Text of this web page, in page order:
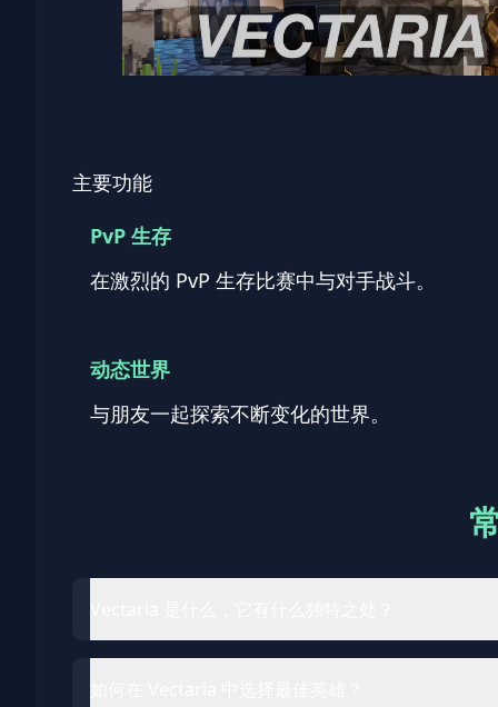
主要功能
PvP 生存
在激烈的 PvP 生存比赛中与对手战斗。
动态世界
与朋友一起探索不断变化的世界。